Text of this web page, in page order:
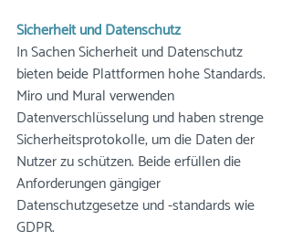
Sicherheit und Datenschutz
In Sachen Sicherheit und Datenschutz
bieten beide Plattformen hohe Standards.
Miro und Mural verwenden
Datenverschlüsselung und haben strenge
Sicherheitsprotokolle, um die Daten der
Nutzer zu schützen. Beide erfüllen die
Anforderungen gängiger
Datenschutzgesetze und -standards wie
GDPR.